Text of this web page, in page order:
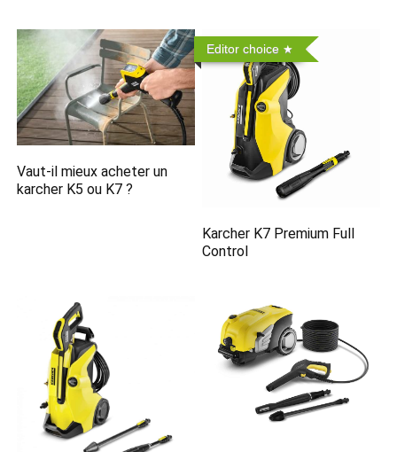
Vaut-il mieux acheter un
karcher K5 ou K7 ?
Editor choice
Karcher K7 Premium Full
Control